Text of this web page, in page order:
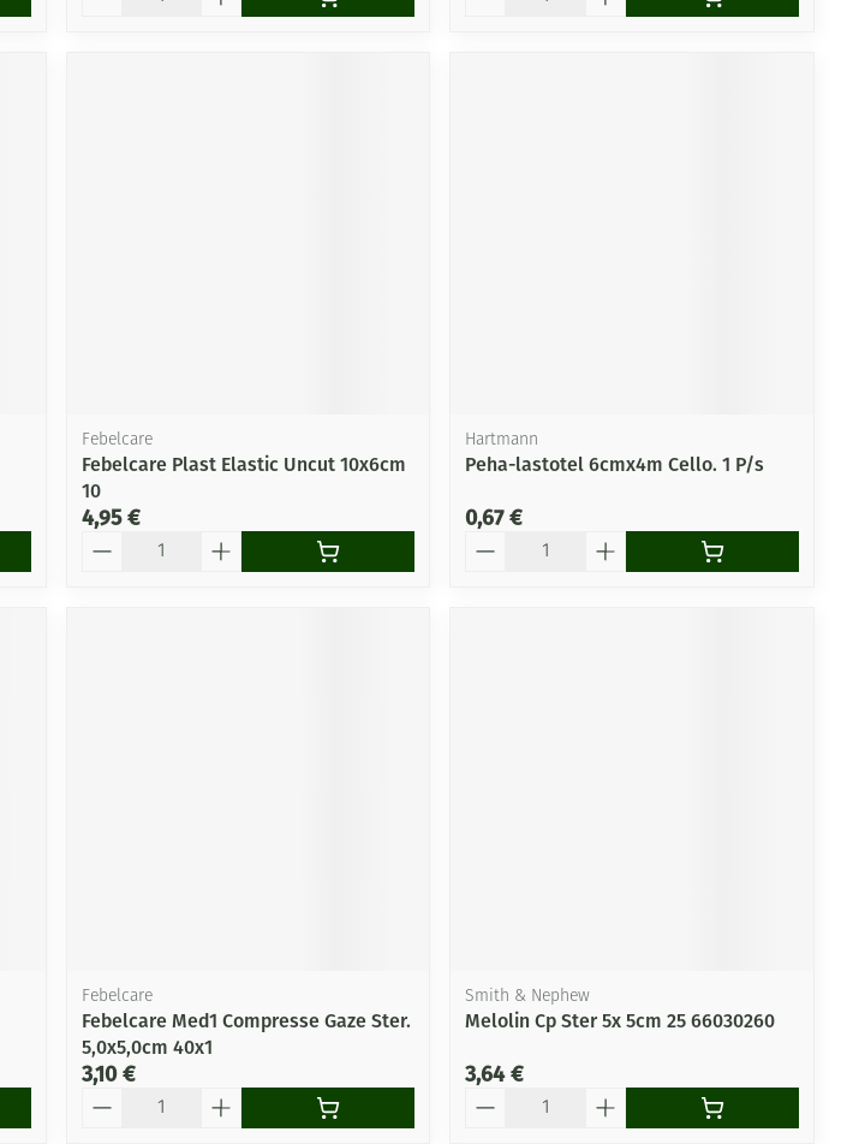
Febelcare
Febelcare Plast Elastic Uncut 10x6cm
10
4,95 €
Hartmann
Peha-lastotel 6cmx4m Cello. 1 P/s
0,67 €
Febelcare
Febelcare Med1 Compresse Gaze Ster.
5,0x5,0cm 40x1
3,10 €
Smith & Nephew
Melolin Cp Ster 5x 5cm 25 66030260
3,64 €